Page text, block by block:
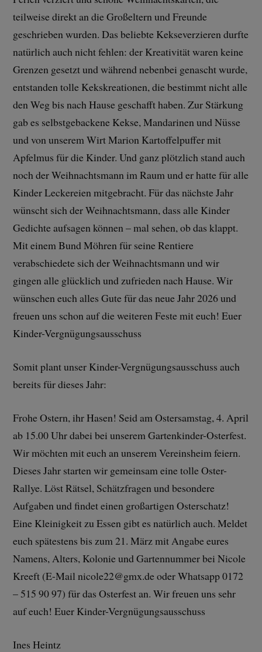
teilweise direkt an die Großeltern und Freunde
geschrieben wurden. Das beliebte Kekseverzieren durfte
natürlich auch nicht fehlen: der Kreativität waren keine
Grenzen gesetzt und während nebenbei genascht wurde,
entstanden tolle Kekskreationen, die bestimmt nicht alle
den Weg bis nach Hause geschafft haben. Zur Stärkung
gab es selbstgebackene Kekse, Mandarinen und Nüsse
und von unserem Wirt Marion Kartoffelpuffer mit
Apfelmus für die Kinder. Und ganz plötzlich stand auch
noch der Weihnachtsmann im Raum und er hatte für alle
Kinder Leckereien mitgebracht. Für das nächste Jahr
wünscht sich der Weihnachtsmann, dass alle Kinder
Gedichte aufsagen können – mal sehen, ob das klappt.
Mit einem Bund Möhren für seine Rentiere
verabschiedete sich der Weihnachtsmann und wir
gingen alle glücklich und zufrieden nach Hause. Wir
wünschen euch alles Gute für das neue Jahr 2026 und
freuen uns schon auf die weiteren Feste mit euch! Euer
Kinder-Vergnügungsausschuss
Somit plant unser Kinder-Vergnügungsausschuss auch
bereits für dieses Jahr:
Frohe Ostern, ihr Hasen! Seid am Ostersamstag, 4. April
ab 15.00 Uhr dabei bei unserem Gartenkinder-Osterfest.
Wir möchten mit euch an unserem Vereinsheim feiern.
Dieses Jahr starten wir gemeinsam eine tolle Oster-
Rallye. Löst Rätsel, Schätzfragen und besondere
Aufgaben und findet einen großartigen Osterschatz!
Eine Kleinigkeit zu Essen gibt es natürlich auch. Meldet
euch spätestens bis zum 21. März mit Angabe eures
Namens, Alters, Kolonie und Gartennummer bei Nicole
Kreeft (E-Mail nicole22@gmx.de oder Whatsapp 0172
– 515 90 97) für das Osterfest an. Wir freuen uns sehr
auf euch! Euer Kinder-Vergnügungsausschuss
Ines Heintz